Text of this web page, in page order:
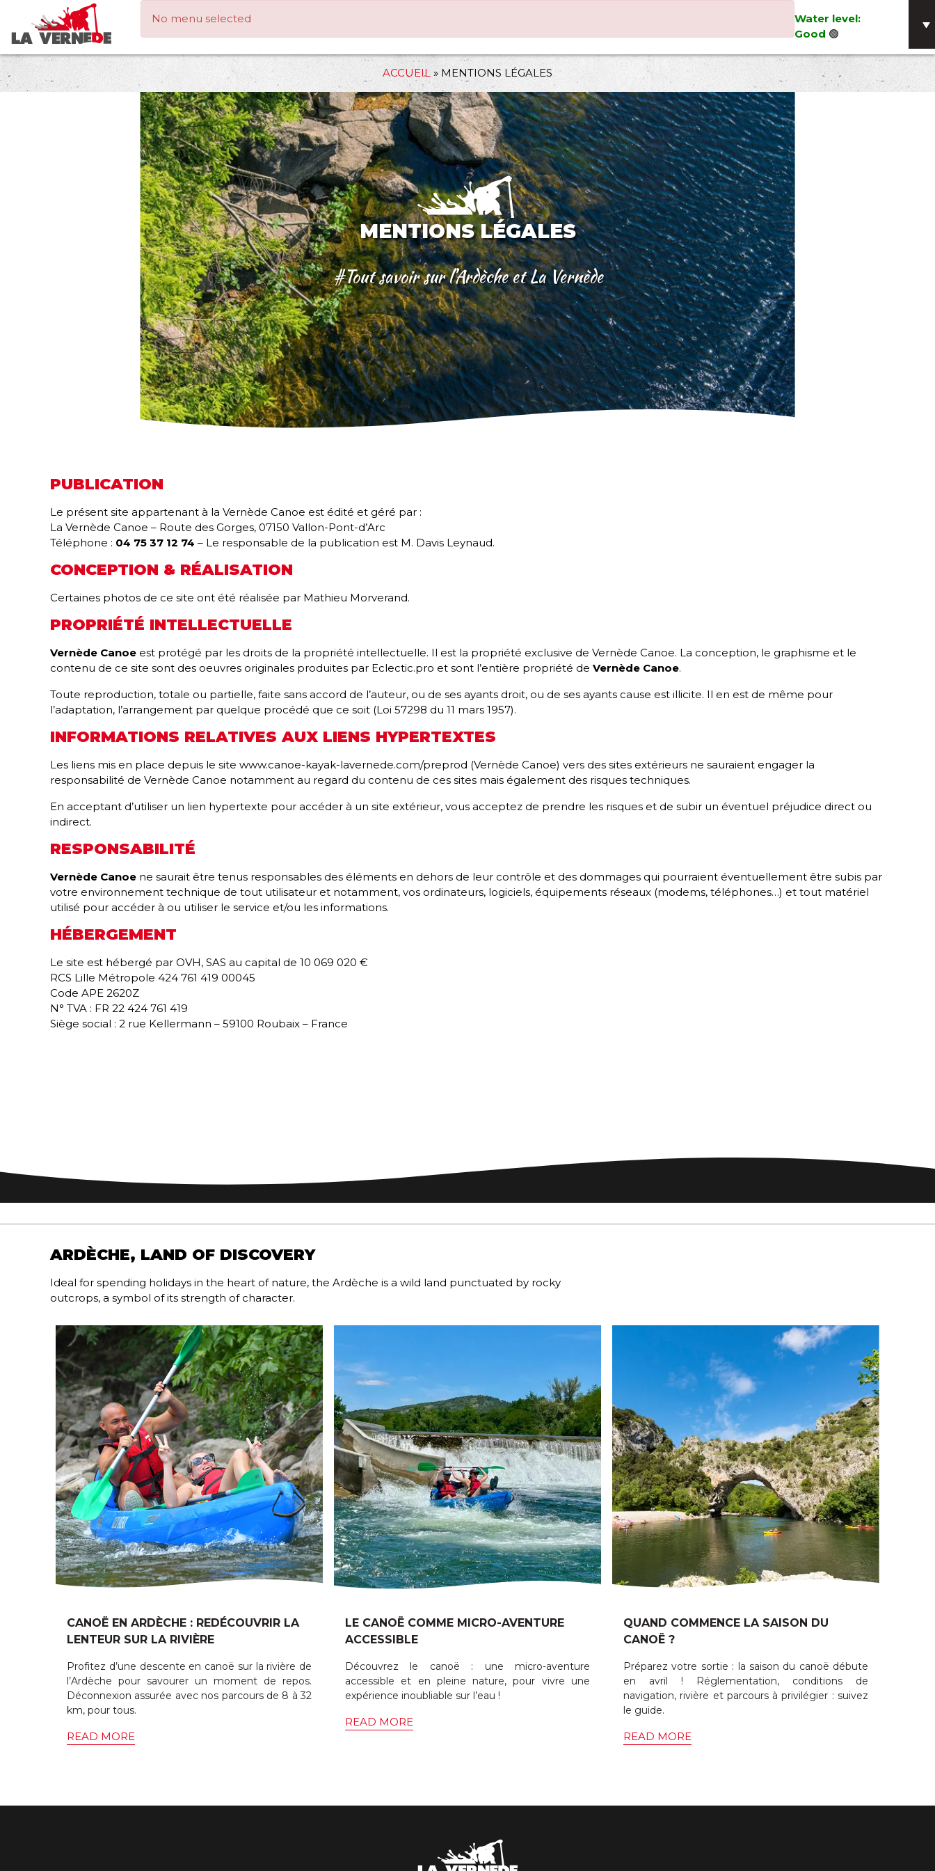
No menu selected
Water level:
Good 🟢
ACCUEIL» MENTIONS LÉGALES
MENTIONS LÉGALES
#Tout savoir sur l’Ardèche et La Vernède
PUBLICATION
Le présent site appartenant à la Vernède Canoe est édité et géré par :
La Vernède Canoe – Route des Gorges, 07150 Vallon-Pont-d’Arc
Téléphone : 04 75 37 12 74 – Le responsable de la publication est M. Davis Leynaud.
CONCEPTION & RÉALISATION
Certaines photos de ce site ont été réalisée par Mathieu Morverand.
PROPRIÉTÉ INTELLECTUELLE
Vernède Canoe est protégé par les droits de la propriété intellectuelle. Il est la propriété exclusive de Vernède Canoe. La conception, le graphisme et le
contenu de ce site sont des oeuvres originales produites par Eclectic.pro et sont l’entière propriété de Vernède Canoe.
Toute reproduction, totale ou partielle, faite sans accord de l’auteur, ou de ses ayants droit, ou de ses ayants cause est illicite. Il en est de même pour
l’adaptation, l’arrangement par quelque procédé que ce soit (Loi 57298 du 11 mars 1957).
INFORMATIONS RELATIVES AUX LIENS HYPERTEXTES
Les liens mis en place depuis le site www.canoe-kayak-lavernede.com/preprod (Vernède Canoe) vers des sites extérieurs ne sauraient engager la
responsabilité de Vernède Canoe notamment au regard du contenu de ces sites mais également des risques techniques.
En acceptant d’utiliser un lien hypertexte pour accéder à un site extérieur, vous acceptez de prendre les risques et de subir un éventuel préjudice direct ou
indirect.
RESPONSABILITÉ
Vernède Canoe ne saurait être tenus responsables des éléments en dehors de leur contrôle et des dommages qui pourraient éventuellement être subis par
votre environnement technique de tout utilisateur et notamment, vos ordinateurs, logiciels, équipements réseaux (modems, téléphones…) et tout matériel
utilisé pour accéder à ou utiliser le service et/ou les informations.
HÉBERGEMENT
Le site est hébergé par OVH, SAS au capital de 10 069 020 €
RCS Lille Métropole 424 761 419 00045
Code APE 2620Z
N° TVA : FR 22 424 761 419
Siège social : 2 rue Kellermann – 59100 Roubaix – France
ARDÈCHE, LAND OF DISCOVERY
Ideal for spending holidays in the heart of nature, the Ardèche is a wild land punctuated by rocky
outcrops, a symbol of its strength of character.
CANOË EN ARDÈCHE : REDÉCOUVRIR LA
LENTEUR SUR LA RIVIÈRE
Profitez d’une descente en canoë sur la rivière de
l’Ardèche pour savourer un moment de repos.
Déconnexion assurée avec nos parcours de 8 à 32
km, pour tous.
READ MORE
LE CANOË COMME MICRO-AVENTURE
ACCESSIBLE
Découvrez le canoë : une micro-aventure
accessible et en pleine nature, pour vivre une
expérience inoubliable sur l’eau !
READ MORE
QUAND COMMENCE LA SAISON DU
CANOË ?
Préparez votre sortie : la saison du canoë débute
en avril ! Réglementation, conditions de
navigation, rivière et parcours à privilégier : suivez
le guide.
READ MORE